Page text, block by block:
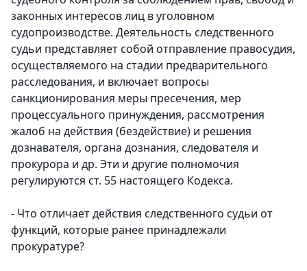
законных интересов лиц в уголовном
судопроизводстве. Деятельность следственного
судьи представляет собой отправление правосудия,
осуществляемого на стадии предварительного
расследования, и включает вопросы
санкционирования меры пресечения, мер
процессуального принуждения, рассмотрения
жалоб на действия (бездействие) и решения
дознавателя, органа дознания, следователя и
прокурора и др. Эти и другие полномочия
регулируются ст. 55 настоящего Кодекса.
- Что отличает действия следственного судьи от
функций, которые ранее принадлежали
прокуратуре?